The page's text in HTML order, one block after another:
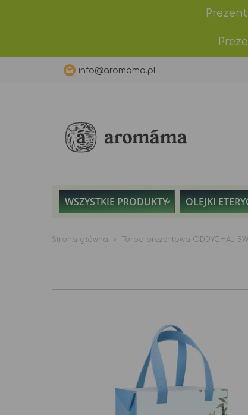
info@aromama.pl
WSZYSTKIE PRODUKTY OLEJKI
Strona główna Torba prezentowa ODDYCHAJ